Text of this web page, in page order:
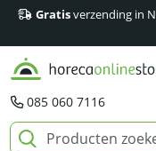
Gratisverzending in
085 060 7116